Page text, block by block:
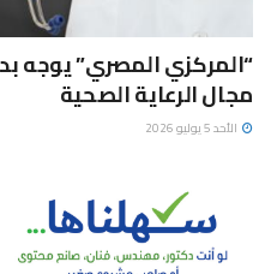
“المركزي المصري” يوجه
مجال الرعاية الصحية
الأحد 5 يوليو 2026